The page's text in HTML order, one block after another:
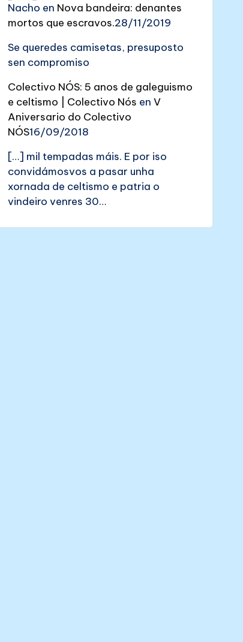
Nacho en Nova bandeira: denantes
mortos que escravos.28/11/2019
Se queredes camisetas, presuposto
sen compromiso
Colectivo NÓS: 5 anos de galeguismo
e celtismo | Colectivo Nós en V
Aniversario do Colectivo
NÓS16/09/2018
[…] mil tempadas máis. E por iso
convidámosvos a pasar unha
xornada de celtismo e patria o
vindeiro venres 30…